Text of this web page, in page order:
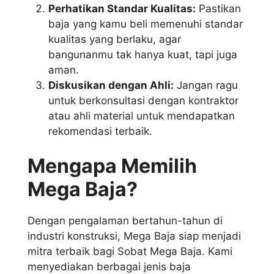
Perhatikan Standar Kualitas: Pastikan
baja yang kamu beli memenuhi standar
kualitas yang berlaku, agar
bangunanmu tak hanya kuat, tapi juga
aman.
Diskusikan dengan Ahli: Jangan ragu
untuk berkonsultasi dengan kontraktor
atau ahli material untuk mendapatkan
rekomendasi terbaik.
Mengapa Memilih
Mega Baja?
Dengan pengalaman bertahun-tahun di
industri konstruksi, Mega Baja siap menjadi
mitra terbaik bagi Sobat Mega Baja. Kami
menyediakan berbagai jenis baja